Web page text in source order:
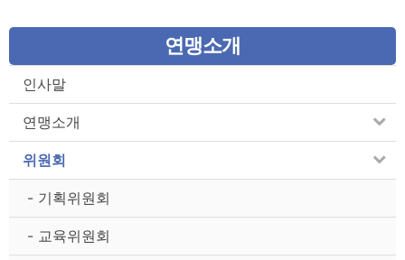
연맹소개
인사말
연맹소개
위원회
- 기획위원회
- 교육위원회